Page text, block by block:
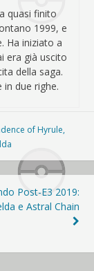
quasi finito
1999, e
Ha iniziato a
era già uscito
della saga.
in due righe.
of Hyrule,
Post-E3 2019:
e Astral Chain